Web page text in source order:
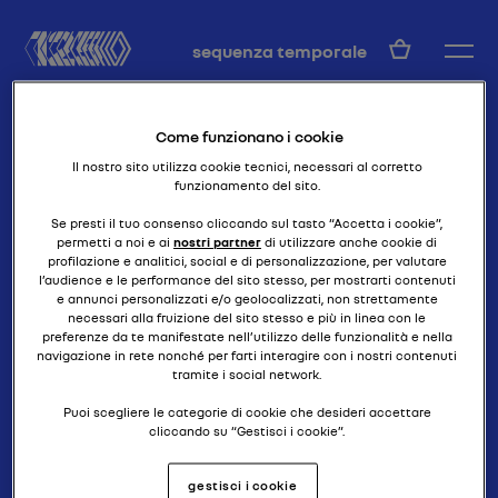
sequenza temporale IT
per tutti e per ogni singolo individuo
NERVASTELLA
BINDER
Come funzionano i cookie
Il nostro sito utilizza cookie tecnici, necessari al corretto
funzionamento del sito.
Se presti il tuo consenso cliccando sul tasto “Accetta i cookie”,
permetti a noi e ai nostri partner di utilizzare anche cookie di
profilazione e analitici, social e di personalizzazione, per valutare
l’audience e le performance del sito stesso, per mostrarti contenuti
e annunci personalizzati e/o geolocalizzati, non strettamente
necessari alla fruizione del sito stesso e più in linea con le
preferenze da te manifestate nell’utilizzo delle funzionalità e nella
navigazione in rete nonché per farti interagire con i nostri contenuti
tramite i social network.
Puoi scegliere le categorie di cookie che desideri accettare
cliccando su “Gestisci i cookie”.
Se chiudi il banner cliccando il pulsante posto in alto a destra,
continuerai a navigare senza accettare cookie diversi da quelli
gestisci i cookie